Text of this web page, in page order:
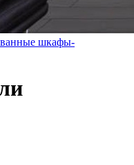
шкафы-